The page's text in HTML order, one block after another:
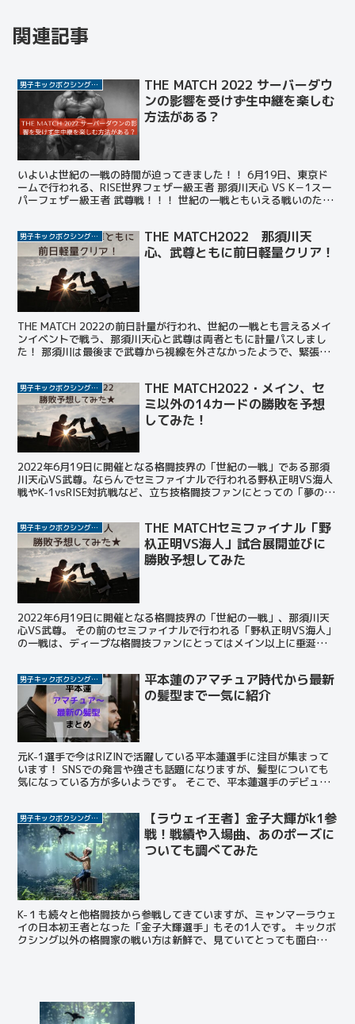
関連記事
男子キックボクシング選手
THE MATCH 2022 サーバーダウ
ンの影響を受けず生中継を楽しむ
方法がある？
いよいよ世紀の一戦の時間が迫ってきました！！ 6月19日、東京ド
ームで行われる、RISE世界フェザー級王者 那須川天心 VS K－1スー
パーフェザー級王者 武尊戦！！！ 世紀の一戦ともいえる戦いのため
男子キックボクシング選手
THE MATCH2022 那須川天
心、武尊ともに前日軽量クリア！
THE MATCH 2022の前日計量が行われ、世紀の一戦とも言えるメイ
ンイベントで戦う、那須川天心と武尊は両者ともに計量パスしまし
た！ 那須川は最後まで武尊から視線を外さなかったようで、緊張の
男子キックボクシング選手
THE MATCH2022・メイン、セ
ミ以外の14カードの勝敗を予想
してみた！
2022年6月19日に開催となる格闘技界の「世紀の一戦」である那須
川天心VS武尊。ならんでセミファイナルで行われる野杁正明VS海人
戦やK-1vsRISE対抗戦など、立ち技格闘技ファンにとっての「夢のカ
男子キックボクシング選手
THE MATCHセミファイナル「野
杁正明VS海人」試合展開並びに
勝敗予想してみた
2022年6月19日に開催となる格闘技界の「世紀の一戦」、那須川天
心VS武尊。 その前のセミファイナルで行われる「野杁正明VS海人」
の一戦は、ディープな格闘技ファンにとってはメイン以上に垂涎の
男子キックボクシング選手
平本蓮のアマチュア時代から最新
の髪型まで一気に紹介
元K-1選手で今はRIZINで活躍している平本蓮選手に注目が集まって
います！ SNSでの発言や強さも話題になりますが、髪型についても
気になっている方が多いようです。 そこで、平本蓮選手のデビュー
男子キックボクシング選手
【ラウェイ王者】金子大輝がk1参
戦！戦績や入場曲、あのポーズに
ついても調べてみた
K-１も続々と他格闘技から参戦してきていますが、ミャンマーラウェ
イの日本初王者となった「金子大輝選手」もその1人です。 キックボ
クシング以外の格闘家の戦い方は新鮮で、見ていてとっても面白いよ